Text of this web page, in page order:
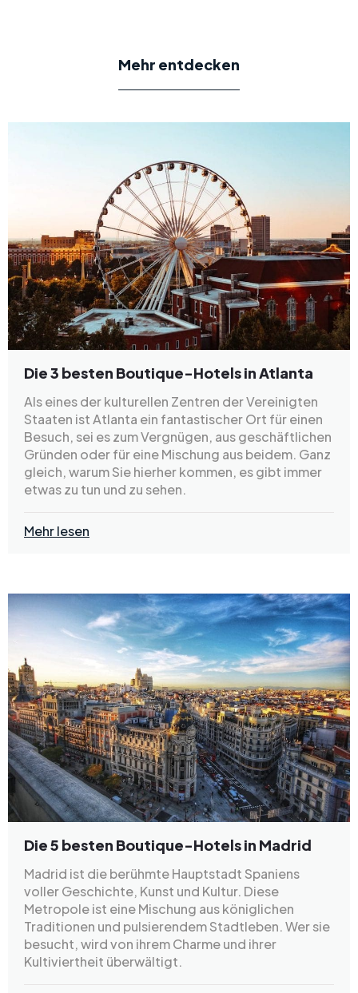
Mehr entdecken
Die 3 besten Boutique-Hotels in Atlanta
Als eines der kulturellen Zentren der Vereinigten
Staaten ist Atlanta ein fantastischer Ort für einen
Besuch, sei es zum Vergnügen, aus geschäftlichen
Gründen oder für eine Mischung aus beidem. Ganz
gleich, warum Sie hierher kommen, es gibt immer
etwas zu tun und zu sehen.
Mehr lesen
Die 5 besten Boutique-Hotels in Madrid
Madrid ist die berühmte Hauptstadt Spaniens
voller Geschichte, Kunst und Kultur. Diese
Metropole ist eine Mischung aus königlichen
Traditionen und pulsierendem Stadtleben. Wer sie
besucht, wird von ihrem Charme und ihrer
Kultiviertheit überwältigt.